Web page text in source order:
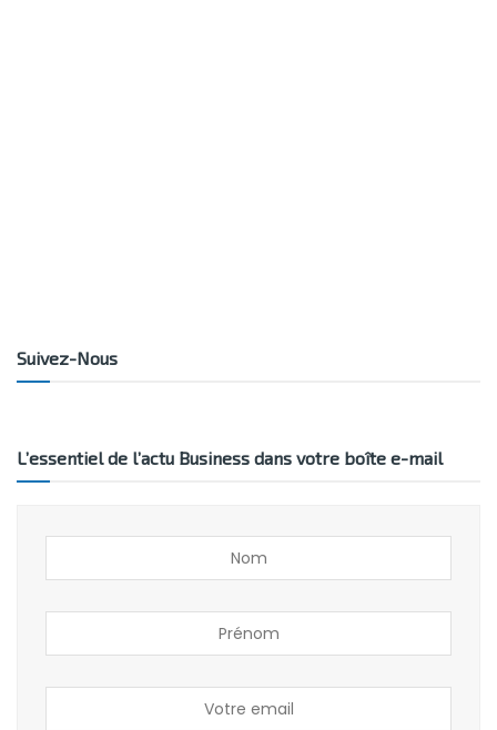
Suivez-Nous
L’essentiel de l’actu Business dans votre boîte e-mail